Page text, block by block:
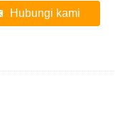
Hubungi kami